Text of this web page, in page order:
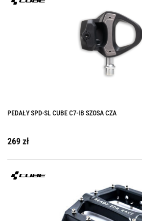
PEDAŁY SPD-SL CUBE C7-IB SZOSA CZA
269 zł